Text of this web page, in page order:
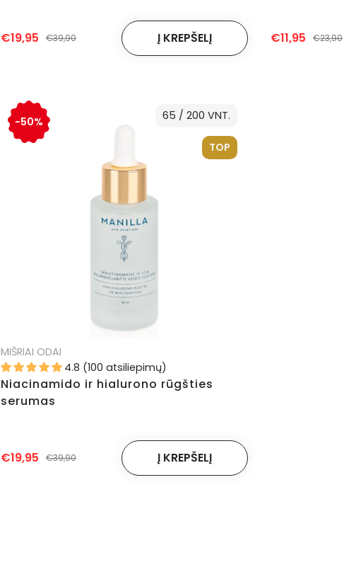
€19,95 €39,90 €11,95 €23,90
-50%
TOP
65 / 200 VNT.
MIŠRIAI ODAI
4.8 (100 atsiliepimų)
Niacinamido ir hialurono rūgšties
serumas
€19,95 €39,90